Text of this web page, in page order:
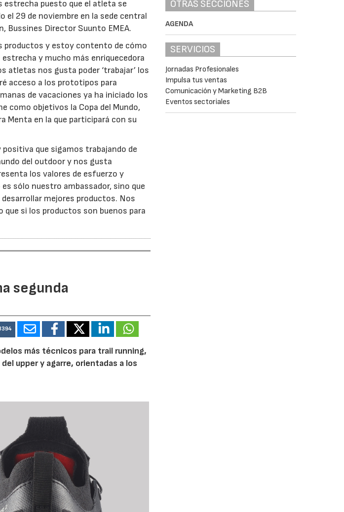
estrecha puesto que el atleta se
el 29 de noviembre en la sede central
Bussines Director Suunto EMEA.
productos y estoy contento de cómo
y mucho más enriquecedora
atletas nos gusta poder ‘trabajar’ los
acceso a los prototipos para
de vacaciones ya ha iniciado los
como objetivos la Copa del Mundo,
Menta en la que participará con su
positiva que sigamos trabajando de
del outdoor y nos gusta
los valores de esfuerzo y
sólo nuestro ambassador, sino que
mejores productos. Nos
si los productos son buenos para
segunda
más técnicos para trail running,
upper y agarre, orientadas a los
OTRAS SECCIONES
AGENDA
SERVICIOS
Jornadas Profesionales
Impulsa tus ventas
Comunicación y Marketing B2B
Eventos sectoriales